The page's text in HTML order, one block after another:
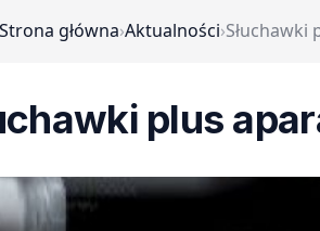
Strona główna›Aktualności›Słuchawki
plus